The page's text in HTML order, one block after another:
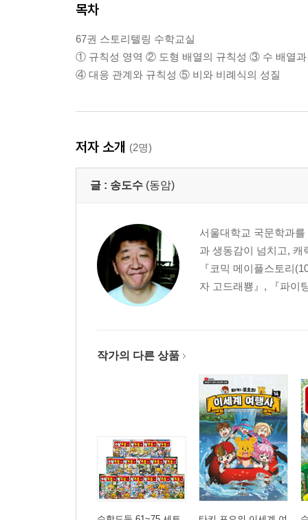
목차
67권 스토리텔링 수학교실
① 규칙성 영역 ② 도형 배열의 규칙성 ③ 수 배열과
④ 대응 관계와 규칙성 ⑤ 비와 비례식의 성질
저자 소개 (2명)
글 : 송도수 (동암)
서울대학교 국문학과
과 생동감이 넘치고,
『코믹 메이플스토리
자 고드래뿅』, 『파이
작가의 다른 상품